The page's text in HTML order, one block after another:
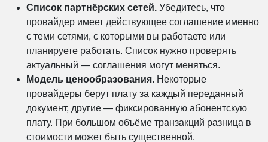
Список партнёрских сетей. Убедитесь, что
провайдер имеет действующее соглашение именно
с теми сетями, с которыми вы работаете или
планируете работать. Список нужно проверять
актуальный — соглашения могут меняться.
Модель ценообразования. Некоторые
провайдеры берут плату за каждый переданный
документ, другие — фиксированную абонентскую
плату. При большом объёме транзакций разница в
стоимости может быть существенной.